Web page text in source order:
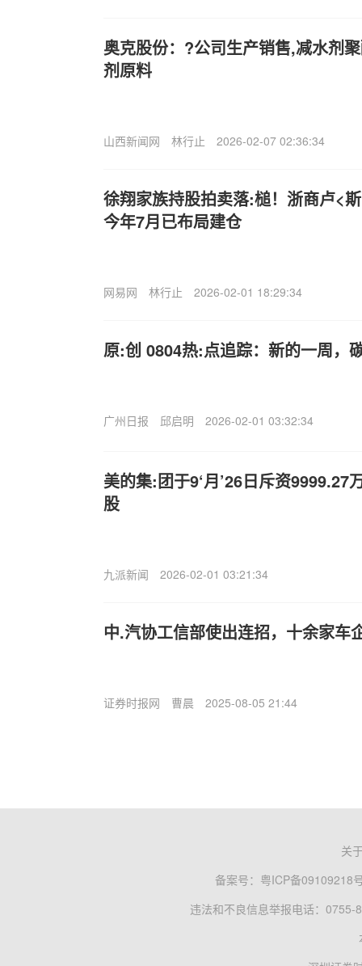
奥克股份：?公司生产销售,减水剂
剂原料
山西新闻网 林行止 2026-02-07 02:36:34
徐翔家族持股拍卖落:槌！浙商卢<
今年7月已布局建仓
网易网 林行止 2026-02-01 18:29:34
原:创 0804热:点追踪：新的一周，
广州日报 邱启明 2026-02-01 03:32:34
美的集:团于9‘月’26日斥资9999.27
股
九派新闻 2026-02-01 03:21:34
中.汽协工信部使出连招，十余家车
证券时报网 曹晨 2025-08-05 21:44
关
备案号： 粤ICP备09109218
违法和不良信息举报电话：0755-